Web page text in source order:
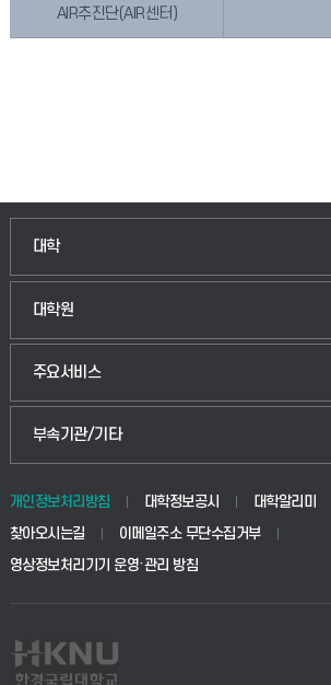
AIR추진단(AIR센터)
대학
인문융합공공인재학부
법경영학부
생명공학부
사회안전시스템공학부
대학원
일반대학원
산업대학원
공공정책대학원
교육대학원
주요서비스
입학안내
웹메일
학사시스템(전문학사 및 전공심화)
사이버캠퍼스(전문학사 및 전공심화)
부속기관/기타
중앙도서관
학생생활관(안성)
산학협력단
개인정보처리방침 대학정보공시 대학알리미
찾아오시는길
이메일주소 무단수집거부
영상정보처리기기 운영·관리 방침